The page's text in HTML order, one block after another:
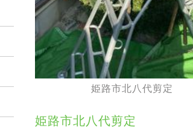
姫路市北八代剪定
姫路市北八代剪定